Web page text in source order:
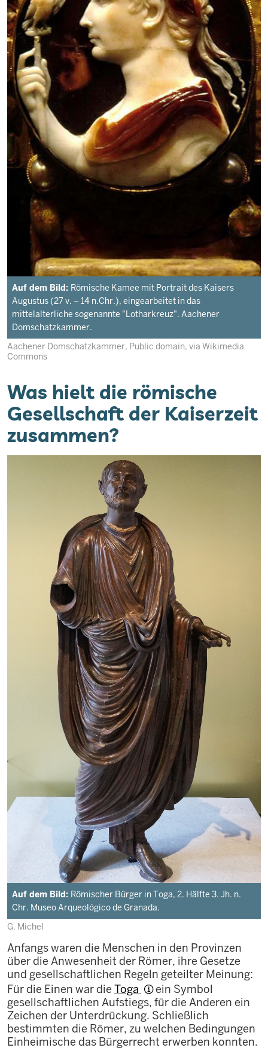
Auf dem Bild: Römische Kamee mit Portrait des Kaisers
Augustus (27 v. – 14 n.Chr.), eingearbeitet in das
mittelalterliche sogenannte "Lotharkreuz". Aachener
Domschatzkammer.
Aachener Domschatzkammer, Public domain, via Wikimedia
Commons
Was hielt die römische
Gesellschaft der Kaiserzeit
zusammen?
Auf dem Bild: Römischer Bürger in Toga, 2. Hälfte 3. Jh. n.
Chr. Museo Arqueológico de Granada.
G. Michel
Anfangs waren die Menschen in den Provinzen
über die Anwesenheit der Römer, ihre Gesetze
und gesellschaftlichen Regeln geteilter Meinung:
Für die Einen war die Toga
ein Symbol
gesellschaftlichen Aufstiegs, für die Anderen ein
Zeichen der Unterdrückung. Schließlich
bestimmten die Römer, zu welchen Bedingungen
Einheimische das Bürgerrecht erwerben konnten.